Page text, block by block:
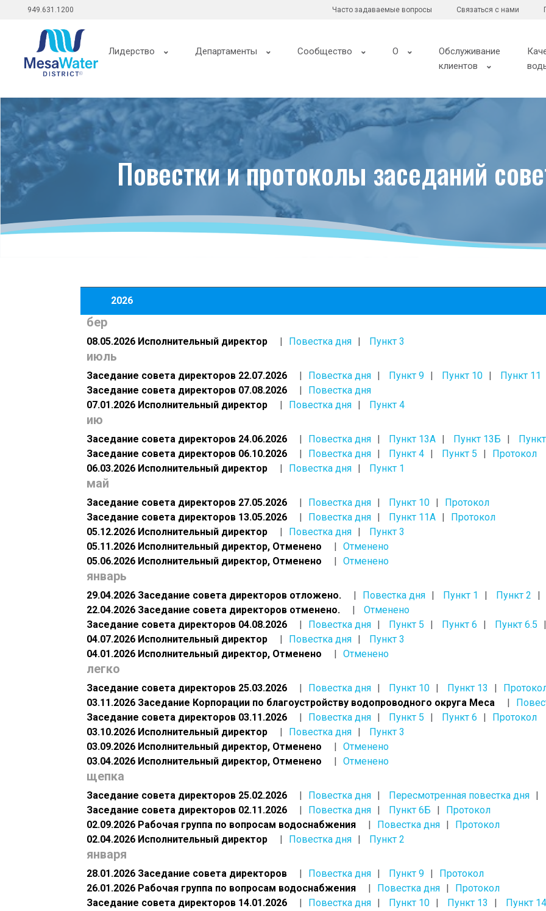
Перейти
содержанию
Главное
меню
949.631.1200 Связаться с нами
Часто задаваемые вопросы
Главная
навигация
Лидерство Департаменты Сообщество О
Обслуживание
клиентов
Повестки и протоколы заседаний
2026
бер
08.05.2026 Исполнительный директор Повестка дня Пункт 3
июль
Заседание совета директоров 22.07.2026 Повестка дня Пункт 9 Пункт 10
Пункт 11
Заседание совета директоров 07.08.2026
Повестка дня
07.01.2026 Исполнительный директор
Повестка дня Пункт 4
ию
Заседание совета директоров 24.06.2026 Повестка дня Пункт 13А Пункт 13Б
Заседание совета директоров 06.10.2026
Повестка дня Пункт 4 Пункт 5
Протокол
06.03.2026 Исполнительный директор
Повестка дня Пункт 1
май
Заседание совета директоров 27.05.2026 Повестка дня Пункт 10
Протокол
Заседание совета директоров 13.05.2026
Повестка дня Пункт 11А
Протокол
05.12.2026 Исполнительный директор
Повестка дня
Пункт 3
05.11.2026 Исполнительный директор, Отменено
Отменено
05.06.2026 Исполнительный директор, Отменено
Отменено
январь
29.04.2026 Заседание совета директоров отложено. Повестка дня Пункт 1 Пункт 2
22.04.2026 Заседание совета директоров отменено.
Отменено
Заседание совета директоров 04.08.2026
Повестка дня Пункт 5 Пункт 6 Пункт 6.5
04.07.2026 Исполнительный директор
Повестка дня
Пункт 3
04.01.2026 Исполнительный директор, Отменено
Отменено
легко
Заседание совета директоров 25.03.2026 Повестка дня Пункт 10 Пункт 13
03.11.2026 Заседание Корпорации по благоустройству водопроводного округа Меса
Заседание совета директоров 03.11.2026
Повестка дня Пункт 5 Пункт 6
Протокол
03.10.2026 Исполнительный директор
Повестка дня
Пункт 3
03.09.2026 Исполнительный директор, Отменено
Отменено
03.04.2026 Исполнительный директор, Отменено
Отменено
щепка
Заседание совета директоров 25.02.2026 Повестка дня Пересмотренная повестка дня
Заседание совета директоров 02.11.2026
Повестка дня Пункт 6Б
Протокол
02.09.2026 Рабочая группа по вопросам водоснабжения
Повестка дня
Протокол
02.04.2026 Исполнительный директор
Повестка дня Пункт 2
января
28.01.2026 Заседание совета директоров Повестка дня Пункт 9
Протокол
26.01.2026 Рабочая группа по вопросам водоснабжения
Повестка дня
Протокол
Заседание совета директоров 14.01.2026
Повестка дня Пункт 10 Пункт 13 Пункт